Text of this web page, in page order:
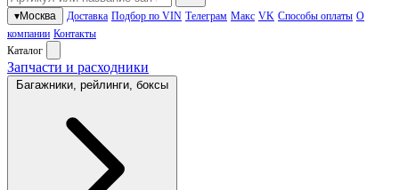
▾Москва Доставка Подбор по VIN Телеграм Макс VK Способы оплаты О
компании Контакты
Каталог
Запчасти и расходники
Багажники, рейлинги, боксы